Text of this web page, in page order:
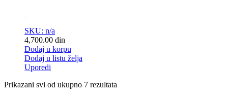
SKU: n/a
4,700.00 din
Dodaj u korpu
Dodaj u listu želja
Uporedi
Prikazani svi od ukupno 7 rezultata